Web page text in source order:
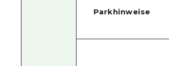
Parkhinweise